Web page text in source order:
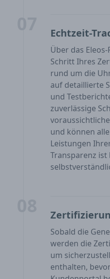
Echtzeit-
Über das
Schritt Ihres
rund um die
auf detaillierte
und
zuverlässige
und können
Leistungen
Transparenz ist
Sobald die
werden die
um
enthalten,